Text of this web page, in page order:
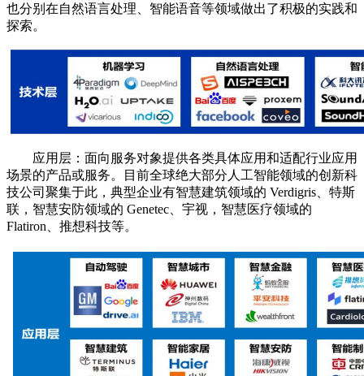
也分别在自然语言处理、智能语音等领域做出了积极的实践和
探索。
应用层：面向服务对象提供各类具体应用和适配行业应用
场景的产品或服务。目前全球绝大部分人工智能领域的创新科
技公司聚集于此，典型企业有智慧建筑领域的 Verdigris、特斯
联，智慧安防领域的 Genetec、宇视，智慧医疗领域的
Flatiron、推想科技等。